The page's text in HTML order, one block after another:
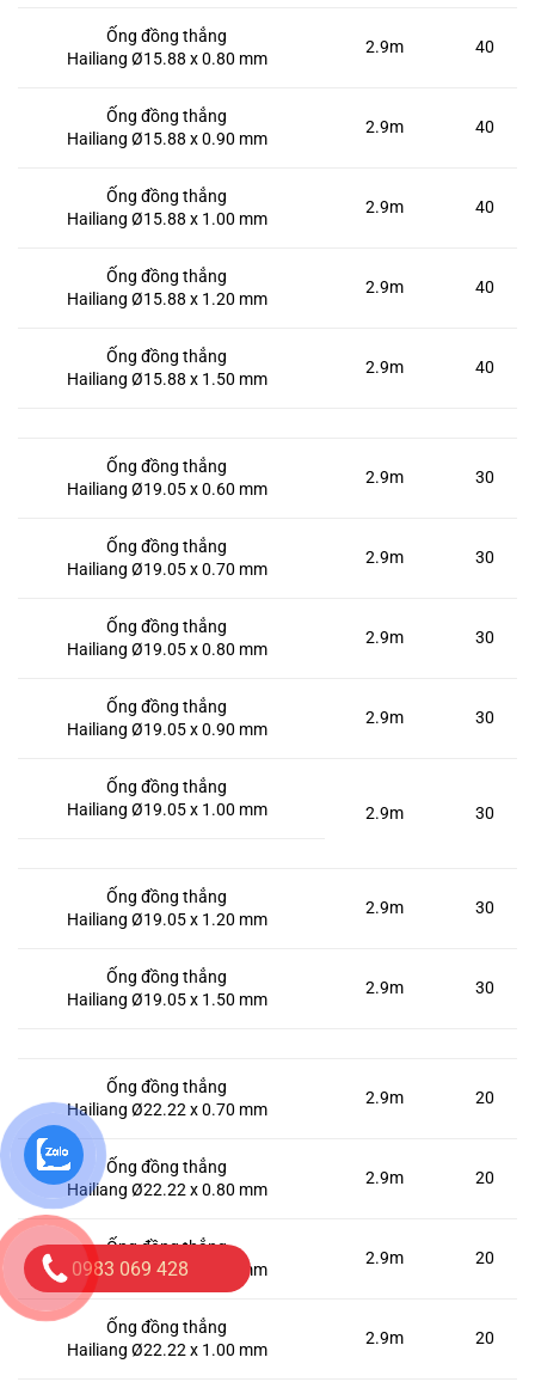
Ống đồng thẳng
Hailiang Ø15.88 x 0.80 mm
2.9m 40
Ống đồng thẳng
Hailiang Ø15.88 x 0.90 mm
2.9m 40
Ống đồng thẳng
Hailiang Ø15.88 x 1.00 mm
2.9m 40
Ống đồng thẳng
Hailiang Ø15.88 x 1.20 mm
2.9m 40
Ống đồng thẳng
Hailiang Ø15.88 x 1.50 mm
2.9m 40
Ống đồng thẳng
Hailiang Ø19.05 x 0.60 mm
2.9m 30
Ống đồng thẳng
Hailiang Ø19.05 x 0.70 mm
2.9m 30
Ống đồng thẳng
Hailiang Ø19.05 x 0.80 mm
2.9m 30
Ống đồng thẳng
Hailiang Ø19.05 x 0.90 mm
2.9m 30
Ống đồng thẳng
Hailiang Ø19.05 x 1.00 mm
2.9m 30
Ống đồng thẳng
Hailiang Ø19.05 x 1.20 mm
2.9m 30
Ống đồng thẳng
Hailiang Ø19.05 x 1.50 mm
2.9m 30
Ống đồng thẳng
Hailiang Ø22.22 x 0.70 mm
2.9m 20
Ống đồng thẳng
Hailiang Ø22.22 x 0.80 mm
2.9m 20
Ống đồng thẳng
Hailiang Ø22.22 x 0.90 mm
2.9m 20
Ống đồng thẳng
Hailiang Ø22.22 x 1.00 mm
2.9m 20
0983 069 428